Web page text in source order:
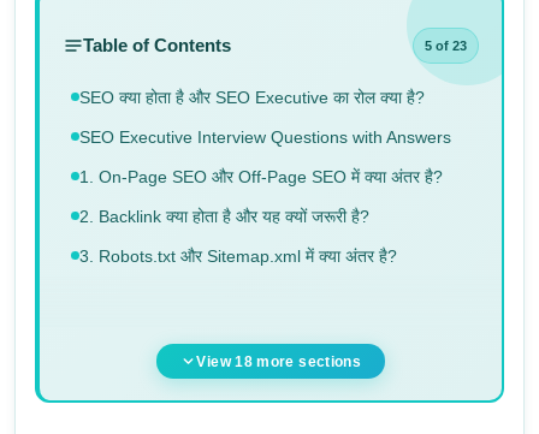
Table of Contents 5 of 23
SEO क्या होता है और SEO Executive का रोल क्या है?
SEO Executive Interview Questions with Answers
1. On-Page SEO और Off-Page SEO में क्या अंतर है?
2. Backlink क्या होता है और यह क्यों जरूरी है?
3. Robots.txt और Sitemap.xml में क्या अंतर है?
View 18 more sections